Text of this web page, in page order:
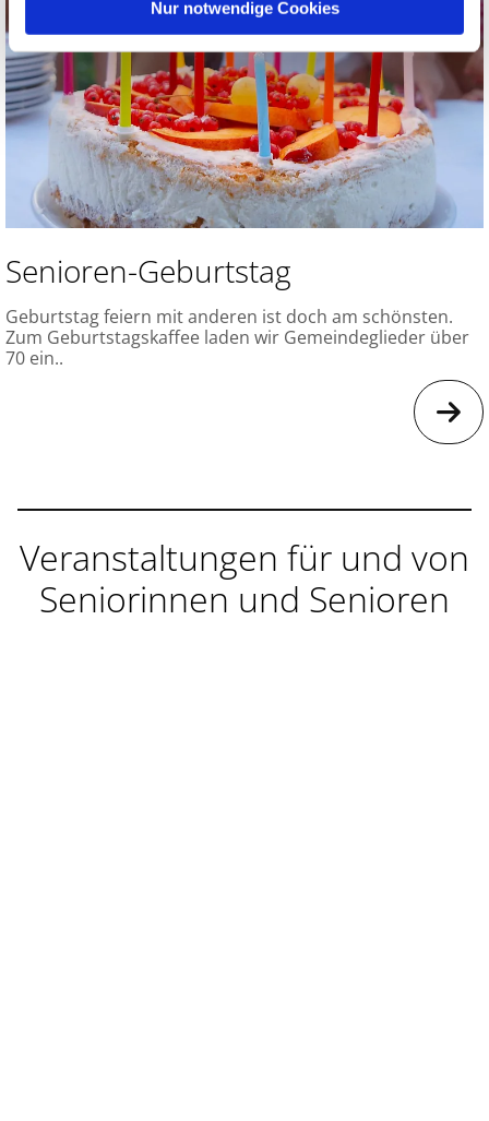
Nur notwendige Cookies
Senioren-Geburtstag
Geburtstag feiern mit anderen ist doch am schönsten.
Zum Geburtstagskaffee laden wir Gemeindeglieder über
70 ein..
Veranstaltungen für und von
Seniorinnen und Senioren